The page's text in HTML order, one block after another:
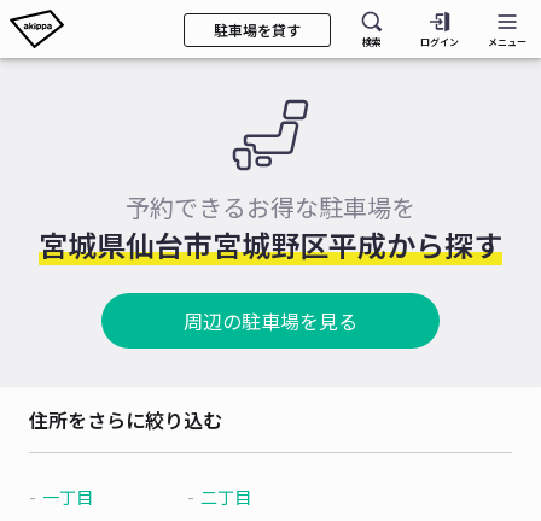
駐車場を貸す
検索 ログイン メニュー
予約できるお得な駐車場を
宮城県仙台市宮城野区平成から探す
周辺の駐車場を見る
住所をさらに絞り込む
一丁目 二丁目